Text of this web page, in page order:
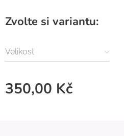
Zvolte si variantu:
Velikost
350,00 Kč